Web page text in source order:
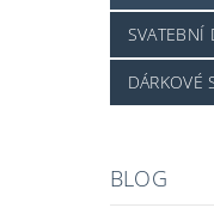
SVATEBNÍ
DÁRKOVÉ
BLOG